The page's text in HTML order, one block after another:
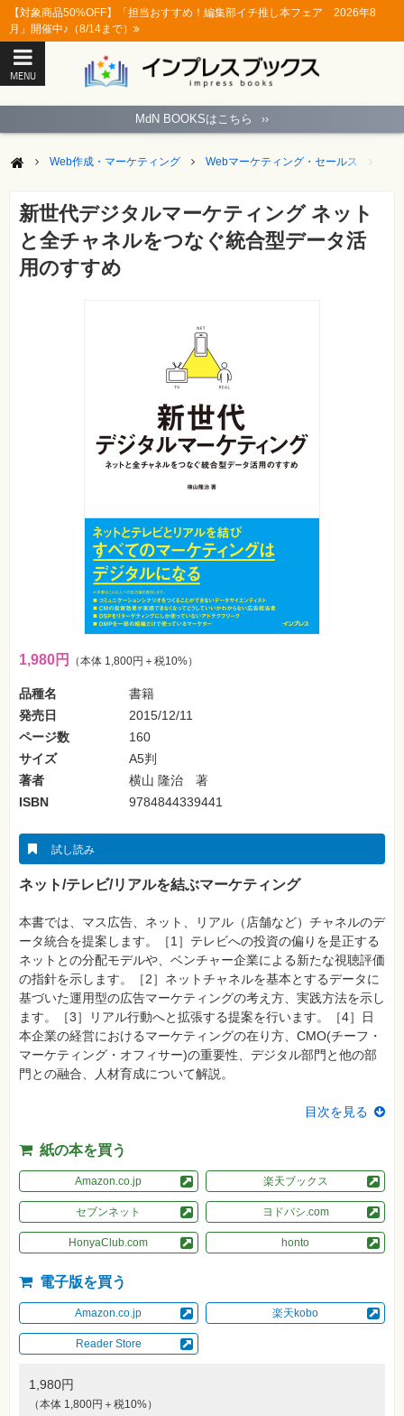
【対象商品50%OFF】「担当おすすめ！編集部イチ推し本フェア 2026年8
月」開催中♪（8/14まで）
MENU
ペ
ジ
ソ
コ
ン
ソ
フ
ト
ジ
ネ
読
み
物
カ
メ
ラ・
写
真
資
格
験
プ
ロ
グ
ラ
ミ
ン
グ
ネ
ッ
ト
ワ
ー
ジ
趣
味・
素
材
自
作・
パ
コ
ン・
ホ
MdN BOOKSはこちら ››
Web作成・マーケティング Webマーケティング・セールス
新世代デジタルマーケティング ネット
と全チャネルをつなぐ統合型データ活
用のすすめ
1,980円 （本体 1,800円＋税10%）
品種名
書籍
発売日
2015/12/11
ページ数
160
サイズ
A5判
著者
横山 隆治 著
ISBN
9784844339441
試し読み
ネット/テレビ/リアルを結ぶマーケティング
本書では、マス広告、ネット、リアル（店舗など）チャネルのデ
ータ統合を提案します。［1］テレビへの投資の偏りを是正する
ネットとの分配モデルや、ベンチャー企業による新たな視聴評価
の指針を示します。［2］ネットチャネルを基本とするデータに
基づいた運用型の広告マーケティングの考え方、実践方法を示し
ます。［3］リアル行動へと拡張する提案を行います。［4］日
本企業の経営におけるマーケティングの在り方、CMO(チーフ・
マーケティング・オフィサー)の重要性、デジタル部門と他の部
門との融合、人材育成について解説。
目次を見る
紙の本を買う
Amazon.co.jp 楽天ブックス
セブンネット ヨドバシ.com
HonyaClub.com honto
電子版を買う
Amazon.co.jp 楽天kobo
Reader Store
1,980円
（本体 1,800円＋税10%）